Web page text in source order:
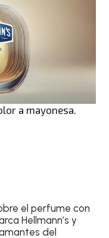
a mayonesa.
el perfume con
Hellmann’s y
del